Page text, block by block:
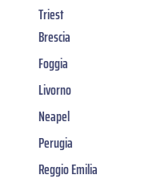
Triest
Brescia
Foggia
Livorno
Neapel
Perugia
Reggio Emilia